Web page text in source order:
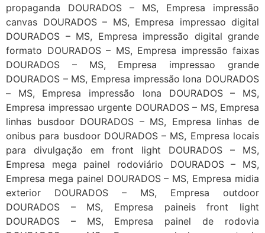
propaganda DOURADOS – MS, Empresa impressão
canvas DOURADOS – MS, Empresa impressao digital
DOURADOS – MS, Empresa impressão digital grande
formato DOURADOS – MS, Empresa impressão faixas
DOURADOS – MS, Empresa impressao grande
DOURADOS – MS, Empresa impressão lona DOURADOS
– MS, Empresa impressão lona DOURADOS – MS,
Empresa impressao urgente DOURADOS – MS, Empresa
linhas busdoor DOURADOS – MS, Empresa linhas de
onibus para busdoor DOURADOS – MS, Empresa locais
para divulgação em front light DOURADOS – MS,
Empresa mega painel rodoviário DOURADOS – MS,
Empresa mega painel DOURADOS – MS, Empresa midia
exterior DOURADOS – MS, Empresa outdoor
DOURADOS – MS, Empresa paineis front light
DOURADOS – MS, Empresa painel de rodovia